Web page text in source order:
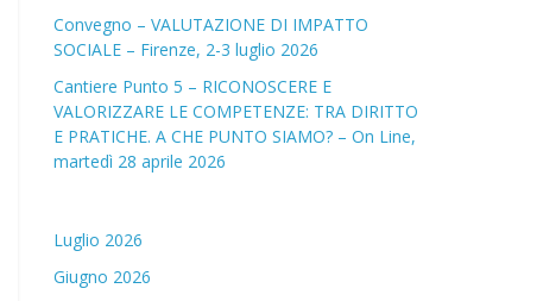
Convegno – VALUTAZIONE DI IMPATTO
SOCIALE – Firenze, 2-3 luglio 2026
Cantiere Punto 5 – RICONOSCERE E
VALORIZZARE LE COMPETENZE: TRA DIRITTO
E PRATICHE. A CHE PUNTO SIAMO? – On Line,
martedì 28 aprile 2026
Luglio 2026
Giugno 2026